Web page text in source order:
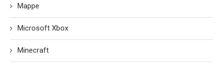
Mappe
Microsoft Xbox
Minecraft